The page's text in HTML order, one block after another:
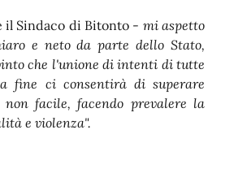
il Sindaco di Bitonto - mi aspetto
e neto da parte dello Stato,
che l'unione di intenti di tutte
fine ci consentirà di superare
non facile, facendo prevalere la
e violenza".